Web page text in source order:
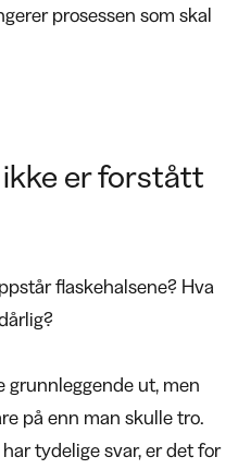
prosessen som skal
er forstått
flaskehalsene? Hva
grunnleggende ut, men
på enn man skulle tro.
tydelige svar, er det for